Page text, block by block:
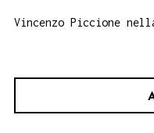
Vincenzo Piccione